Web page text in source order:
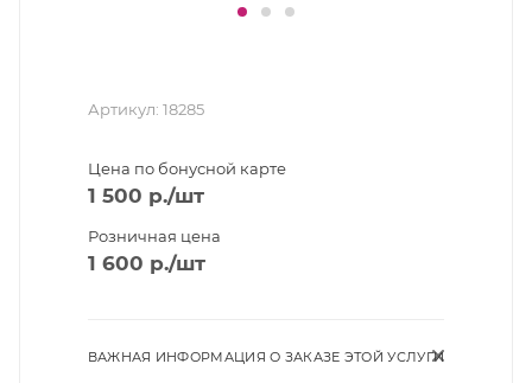
Артикул: 18285
Цена по бонусной карте
1 500 р./шт
Розничная цена
1 600 р./шт
ВАЖНАЯ ИНФОРМАЦИЯ О ЗАКАЗЕ ЭТОЙ УСЛУГИ